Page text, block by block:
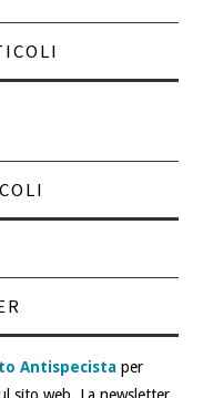
Antispecista per